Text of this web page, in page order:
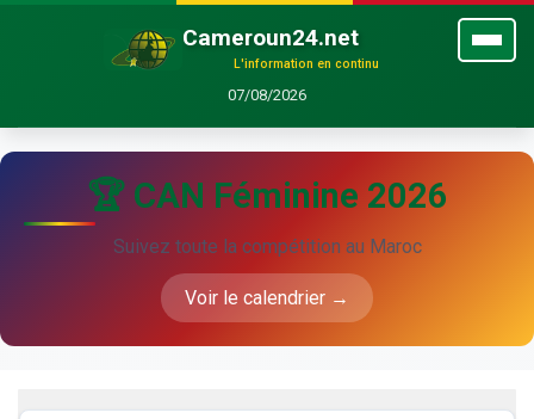
Cameroun24.net
L'information en continu
07/08/2026
🏆 CAN Féminine 2026
Suivez toute la compétition au Maroc
Voir le calendrier →